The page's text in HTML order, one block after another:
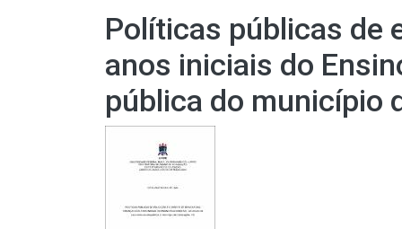
Políticas públicas de
anos iniciais do
pública do município